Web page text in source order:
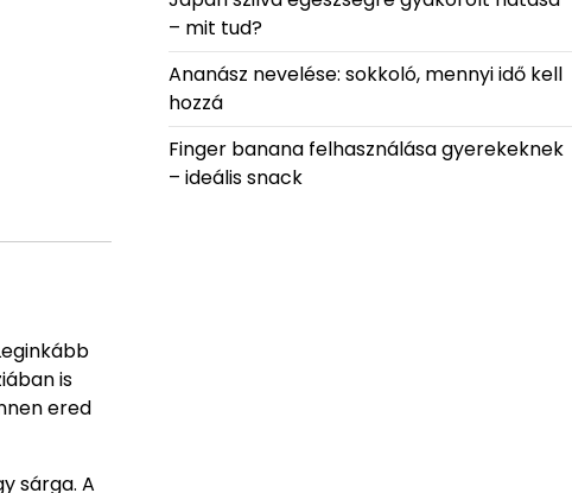
is
ered
sárga. A
– mit tud?
Ananász nevelése: sokkoló, mennyi idő kell
hozzá
Finger banana felhasználása gyerekeknek
– ideális snack